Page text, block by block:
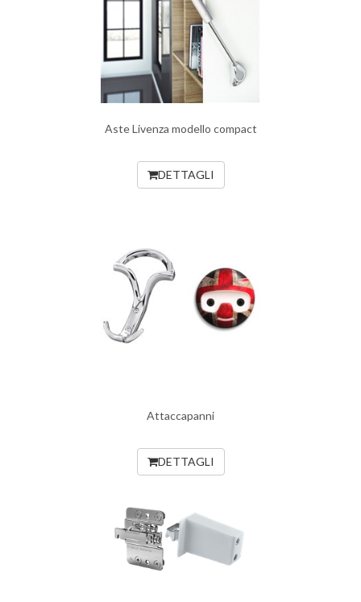
Aste Livenza modello compact
DETTAGLI
Attaccapanni
DETTAGLI